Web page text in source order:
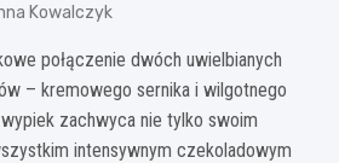
Kowalczyk
połączenie dwóch uwielbianych
– kremowego sernika i wilgotnego
zachwyca nie tylko swoim
intensywnym czekoladowym